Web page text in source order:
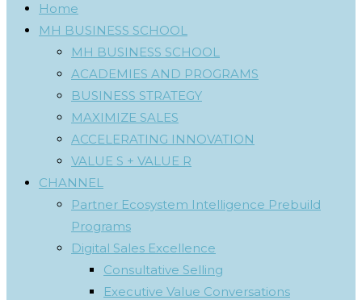
Home
MH BUSINESS SCHOOL
MH BUSINESS SCHOOL
ACADEMIES AND PROGRAMS
BUSINESS STRATEGY
MAXIMIZE SALES
ACCELERATING INNOVATION
VALUE S + VALUE R
CHANNEL
Partner Ecosystem Intelligence Prebuild
Programs
Digital Sales Excellence
Consultative Selling
Executive Value Conversations